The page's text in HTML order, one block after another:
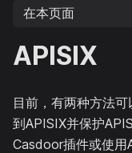
在本页面
APISIX
目前，有两种方法
到APISIX并保护
Casdoor插件或使用